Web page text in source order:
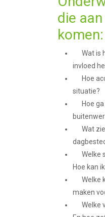
die
komen:
Wat is
invloed
Hoe
situatie?
Hoe ga
Wat zie
Welke
Hoe kan
Welke
maken
Welke